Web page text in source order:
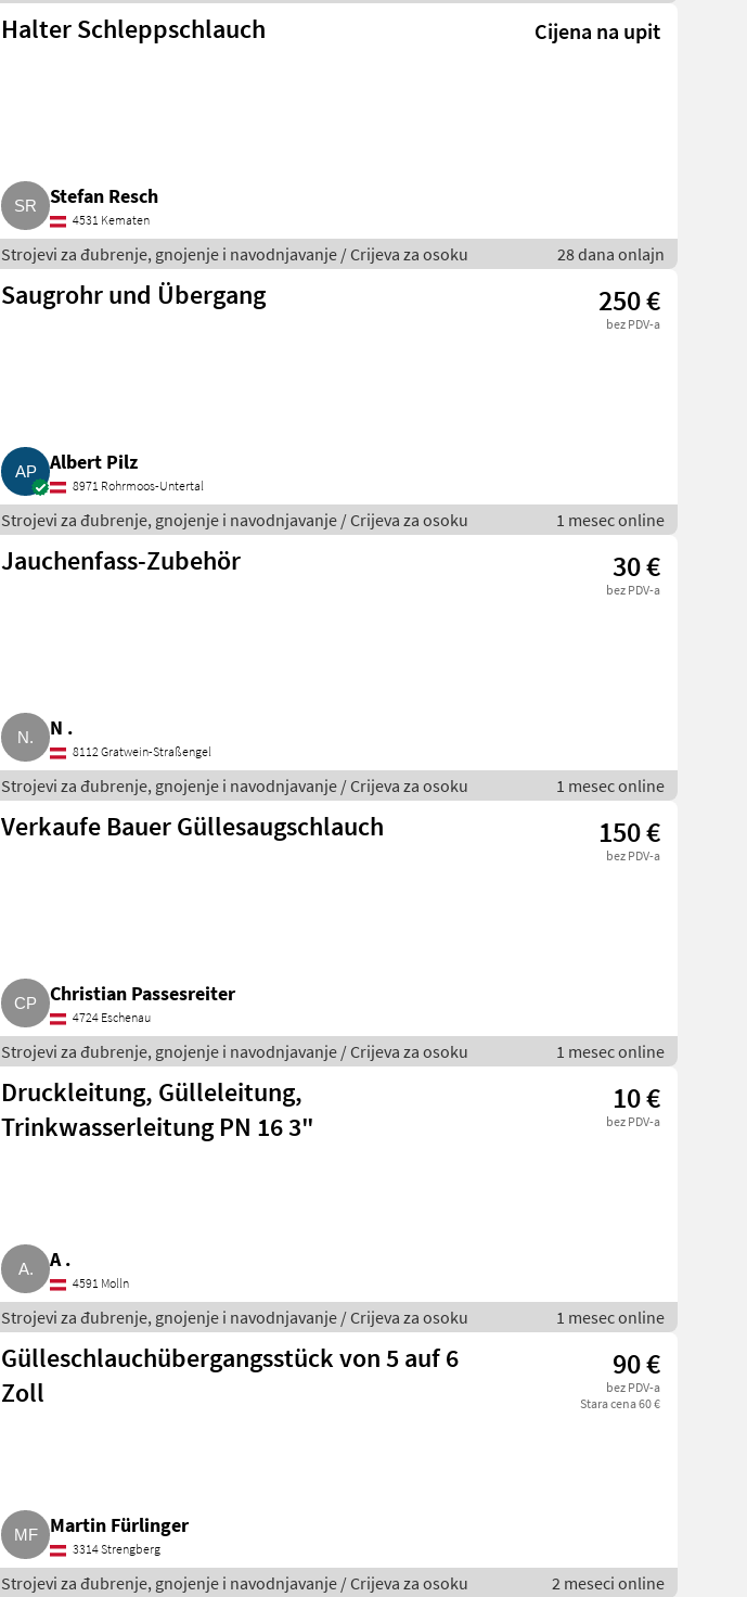
Halter Schleppschlauch Cijena na upit
Stefan Resch
4531 Kematen
Strojevi za đubrenje, gnojenje i navodnjavanje / Crijeva za osoku 28 dana onlajn
Saugrohr und Übergang 250 €
bez PDV-a
Albert Pilz
8971 Rohrmoos-Untertal
Strojevi za đubrenje, gnojenje i navodnjavanje / Crijeva za osoku 1 mesec online
Jauchenfass-Zubehör 30 €
bez PDV-a
N .
8112 Gratwein-Straßengel
Strojevi za đubrenje, gnojenje i navodnjavanje / Crijeva za osoku 1 mesec online
Verkaufe Bauer Güllesaugschlauch 150 €
bez PDV-a
Christian Passesreiter
4724 Eschenau
Strojevi za đubrenje, gnojenje i navodnjavanje / Crijeva za osoku 1 mesec online
Druckleitung, Gülleleitung,
Trinkwasserleitung PN 16 3"
10 €
bez PDV-a
A .
4591 Molln
Strojevi za đubrenje, gnojenje i navodnjavanje / Crijeva za osoku 1 mesec online
Gülleschlauchübergangsstück von 5 auf 6
Zoll
90 €
bez PDV-a
Stara cena 60 €
Martin Fürlinger
3314 Strengberg
Strojevi za đubrenje, gnojenje i navodnjavanje / Crijeva za osoku 2 meseci online